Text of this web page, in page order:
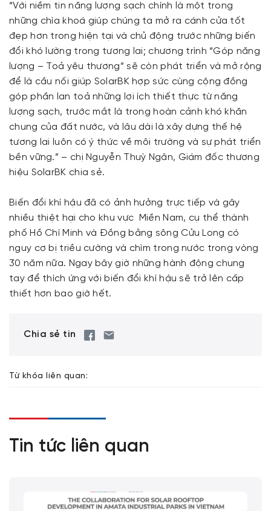
“Với niềm tin năng lượng sạch chính là một trong
những chìa khoá giúp chúng ta mở ra cánh cửa tốt
đẹp hơn trong hiện tại và chủ động trước những biến
đổi khó lường trong tương lai; chương trình “Góp năng
lượng – Toả yêu thương” sẽ còn phát triển và mở rộng
để là cầu nối giúp SolarBK hợp sức cùng cộng đồng
góp phần lan toả những lợi ích thiết thực từ năng
lượng sạch, trước mắt là trong hoàn cảnh khó khăn
chung của đất nước, và lâu dài là xây dựng thế hệ
tương lai luôn có ý thức về môi trường và sự phát triển
bền vững.” – chị Nguyễn Thuỳ Ngân, Giám đốc thương
hiệu SolarBK chia sẻ.
Biến đổi khí hậu đã có ảnh hưởng trực tiếp và gây
nhiều thiệt hại cho khu vực Miền Nam, cụ thể thành
phố Hồ Chí Minh và Đồng bằng sông Cửu Long có
nguy cơ bị triều cường và chìm trong nước trong vòng
30 năm nữa. Ngay bây giờ những hành động chung
tay để thích ứng với biến đổi khí hậu sẽ trở lên cấp
thiết hơn bao giờ hết.
Chia sẻ tin
Từ khóa liên quan:
Tin tức liên quan